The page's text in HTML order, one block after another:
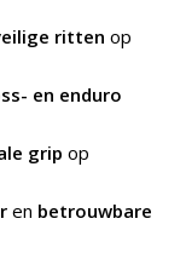
ritten op
en enduro
grip op
en betrouwbare